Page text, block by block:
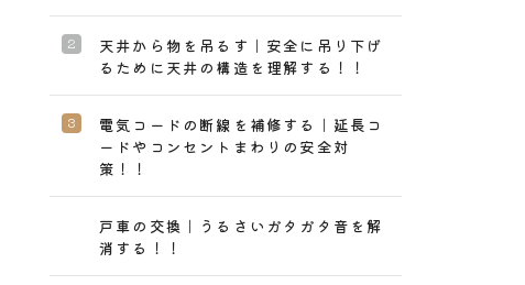
天井から物を吊るす｜安全に吊り下げ
るために天井の構造を理解する！！
電気コードの断線を補修する｜延長コ
ードやコンセントまわりの安全対
策！！
戸車の交換｜うるさいガタガタ音を解
消する！！